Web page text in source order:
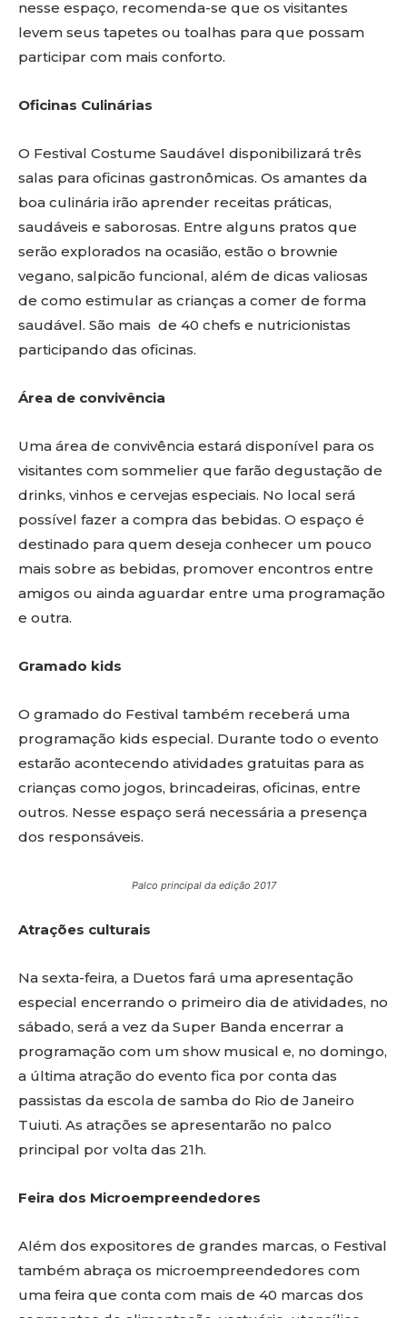
nesse espaço, recomenda-se que os visitantes
levem seus tapetes ou toalhas para que possam
participar com mais conforto.
Oficinas Culinárias
O Festival Costume Saudável disponibilizará três
salas para oficinas gastronômicas. Os amantes da
boa culinária irão aprender receitas práticas,
saudáveis e saborosas. Entre alguns pratos que
serão explorados na ocasião, estão o brownie
vegano, salpicão funcional, além de dicas valiosas
de como estimular as crianças a comer de forma
saudável. São mais de 40 chefs e nutricionistas
participando das oficinas.
Área de convivência
Uma área de convivência estará disponível para os
visitantes com sommelier que farão degustação de
drinks, vinhos e cervejas especiais. No local será
possível fazer a compra das bebidas. O espaço é
destinado para quem deseja conhecer um pouco
mais sobre as bebidas, promover encontros entre
amigos ou ainda aguardar entre uma programação
e outra.
Gramado kids
O gramado do Festival também receberá uma
programação kids especial. Durante todo o evento
estarão acontecendo atividades gratuitas para as
crianças como jogos, brincadeiras, oficinas, entre
outros. Nesse espaço será necessária a presença
dos responsáveis.
Palco principal da edição 2017
Atrações culturais
Na sexta-feira, a Duetos fará uma apresentação
especial encerrando o primeiro dia de atividades, no
sábado, será a vez da Super Banda encerrar a
programação com um show musical e, no domingo,
a última atração do evento fica por conta das
passistas da escola de samba do Rio de Janeiro
Tuiuti. As atrações se apresentarão no palco
principal por volta das 21h.
Feira dos Microempreendedores
Além dos expositores de grandes marcas, o Festival
também abraça os microempreendedores com
uma feira que conta com mais de 40 marcas dos